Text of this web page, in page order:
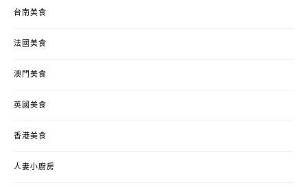
台南美食
法國美食
澳門美食
英國美食
香港美食
人妻小廚房